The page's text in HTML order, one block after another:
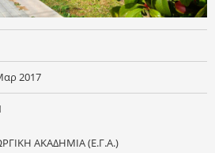
2017
ΑΚΑΔΗΜΙΑ (Ε.Γ.Α.)